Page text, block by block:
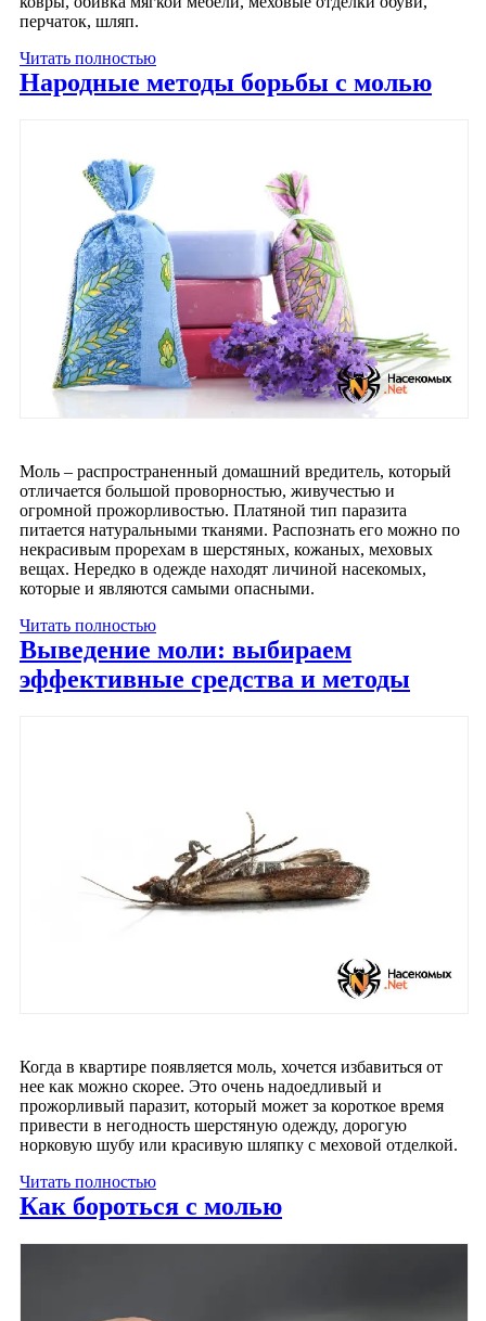
перчаток, шляп.
Читать полностью
Народные методы борьбы с молью
Моль – распространенный домашний вредитель, который
отличается большой проворностью, живучестью и
огромной прожорливостью. Платяной тип паразита
питается натуральными тканями. Распознать его можно по
некрасивым прорехам в шерстяных, кожаных, меховых
вещах. Нередко в одежде находят личиной насекомых,
которые и являются самыми опасными.
Читать полностью
Выведение моли: выбираем
эффективные средства и методы
Когда в квартире появляется моль, хочется избавиться от
нее как можно скорее. Это очень надоедливый и
прожорливый паразит, который может за короткое время
привести в негодность шерстяную одежду, дорогую
норковую шубу или красивую шляпку с меховой отделкой.
Читать полностью
Как бороться с молью